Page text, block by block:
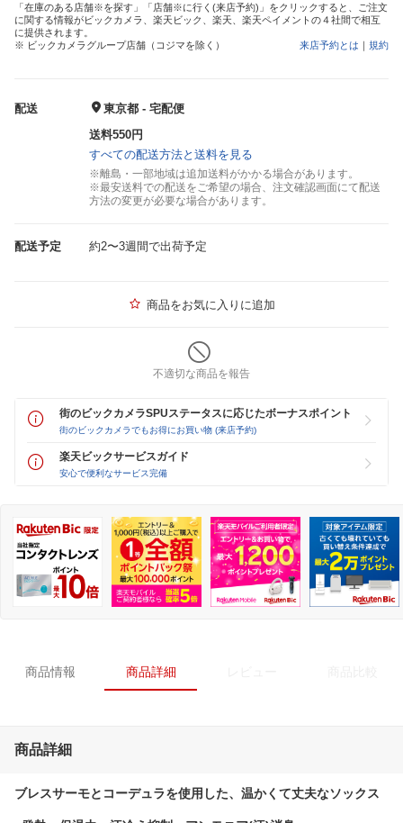
「在庫のある店舗※を探す」「店舗※に行く(来店予約)」をクリックすると、ご注文
に関する情報がビックカメラ、楽天ビック、楽天、楽天ペイメントの４社間で相互
に提供されます。
※ ビックカメラグループ店舗（コジマを除く）
来店予約とは ｜ 規約
配送
東京都 - 宅配便
送料550円
すべての配送方法と送料を見る
※離島・一部地域は追加送料がかかる場合があります。
※最安送料での配送をご希望の場合、注文確認画面にて配送
方法の変更が必要な場合があります。
配送予定 約2〜3週間で出荷予定
商品をお気に入りに追加
不適切な商品を報告
街のビックカメラSPUステータスに応じたボーナスポイント
街のビックカメラでもお得にお買い物 (来店予約)
楽天ビックサービスガイド
安心で便利なサービス完備
商品情報 商品詳細
商品詳細
ブレスサーモとコーデュラを使用した、温かくて丈夫なソックス